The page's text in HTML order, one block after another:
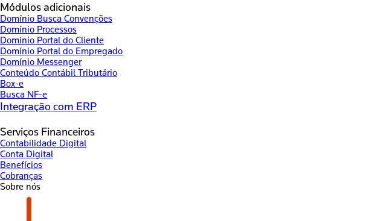
Módulos adicionais
Domínio Busca Convenções
Domínio Processos
Domínio Portal do Cliente
Domínio Portal do Empregado
Domínio Messenger
Conteúdo Contábil Tributário
Box-e
Busca NF-e
Integração com ERP
Serviços Financeiros
Contabilidade Digital
Conta Digital
Benefícios
Cobranças
Sobre nós